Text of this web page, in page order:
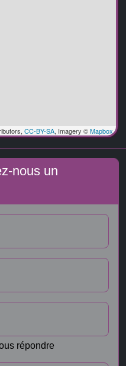
CC-BY-SA, Imagery ©Mapbox
nous un
répondre